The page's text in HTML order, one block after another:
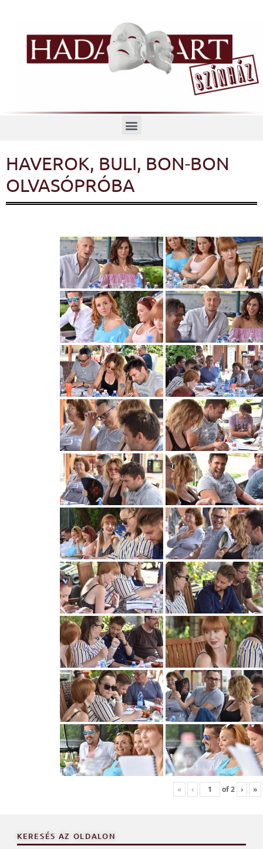
Menü
HAVEROK, BULI, BON-BON
OLVASÓPRÓBA
« ‹ of2 › »
KERESÉS AZ OLDALON